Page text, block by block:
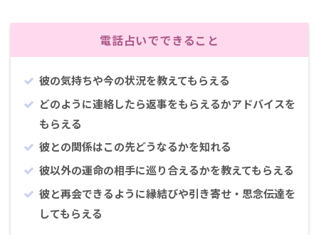
電話占いでできること
彼の気持ちや今の状況を教えてもらえる
どのように連絡したら返事をもらえるかアドバイスを
もらえる
彼との関係はこの先どうなるかを知れる
彼以外の運命の相手に巡り合えるかを教えてもらえる
彼と再会できるように縁結びや引き寄せ・思念伝達を
してもらえる